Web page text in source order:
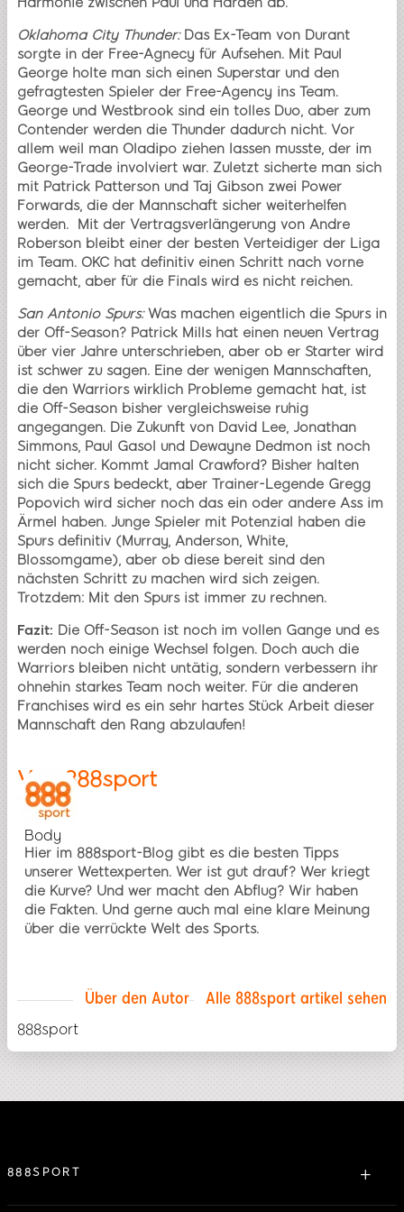
Oklahoma City Thunder: Das Ex-Team von Durant
sorgte in der Free-Agnecy für Aufsehen. Mit Paul
George holte man sich einen Superstar und den
gefragtesten Spieler der Free-Agency ins Team.
George und Westbrook sind ein tolles Duo, aber zum
Contender werden die Thunder dadurch nicht. Vor
allem weil man Oladipo ziehen lassen musste, der im
George-Trade involviert war. Zuletzt sicherte man sich
mit Patrick Patterson und Taj Gibson zwei Power
Forwards, die der Mannschaft sicher weiterhelfen
werden. Mit der Vertragsverlängerung von Andre
Roberson bleibt einer der besten Verteidiger der Liga
im Team. OKC hat definitiv einen Schritt nach vorne
gemacht, aber für die Finals wird es nicht reichen.
San Antonio Spurs:Was machen eigentlich die Spurs in
der Off-Season? Patrick Mills hat einen neuen Vertrag
über vier Jahre unterschrieben, aber ob er Starter wird
ist schwer zu sagen. Eine der wenigen Mannschaften,
die den Warriors wirklich Probleme gemacht hat, ist
die Off-Season bisher vergleichsweise ruhig
angegangen. Die Zukunft von David Lee, Jonathan
Simmons, Paul Gasol und Dewayne Dedmon ist noch
nicht sicher. Kommt Jamal Crawford? Bisher halten
sich die Spurs bedeckt, aber Trainer-Legende Gregg
Popovich wird sicher noch das ein oder andere Ass im
Ärmel haben. Junge Spieler mit Potenzial haben die
Spurs definitiv (Murray, Anderson, White,
Blossomgame), aber ob diese bereit sind den
nächsten Schritt zu machen wird sich zeigen.
Trotzdem: Mit den Spurs ist immer zu rechnen.
Fazit: Die Off-Season ist noch im vollen Gange und es
werden noch einige Wechsel folgen. Doch auch die
Warriors bleiben nicht untätig, sondern verbessern ihr
ohnehin starkes Team noch weiter. Für die anderen
Franchises wird es ein sehr hartes Stück Arbeit dieser
Mannschaft den Rang abzulaufen!
Von888sport
Body
Hier im 888sport-Blog gibt es die besten Tipps
unserer Wettexperten. Wer ist gut drauf? Wer kriegt
die Kurve? Und wer macht den Abflug? Wir haben
die Fakten. Und gerne auch mal eine klare Meinung
über die verrückte Welt des Sports.
Über den Autor Alle 888sport artikel sehen
888sport
888SPORT
Über uns